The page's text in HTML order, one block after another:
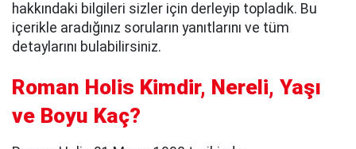
hakkındaki bilgileri sizler için derleyip topladık. Bu
içerikle aradığınız soruların yanıtlarını ve tüm
detaylarını bulabilirsiniz.
Roman Holis Kimdir, Nereli, Yaşı
ve Boyu Kaç?